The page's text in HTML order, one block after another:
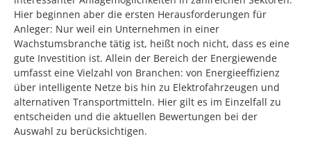
Hier beginnen aber die ersten Herausforderungen für
Anleger: Nur weil ein Unternehmen in einer
Wachstumsbranche tätig ist, heißt noch nicht, dass es eine
gute Investition ist. Allein der Bereich der Energiewende
umfasst eine Vielzahl von Branchen: von Energieeffizienz
über intelligente Netze bis hin zu Elektrofahrzeugen und
alternativen Transportmitteln. Hier gilt es im Einzelfall zu
entscheiden und die aktuellen Bewertungen bei der
Auswahl zu berücksichtigen.